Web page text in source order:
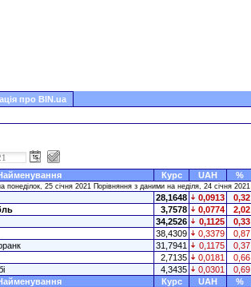
про BIN.ua
Курс UAH %
понеділок, 25 січня 2021 Порівняння з даними на неділя, 24 січня 2021
28,1648 0,0913
0,32
3,7578 0,0774
2,02
34,2526 0,1125
0,33
38,4309 0,3379
0,87
31,7941 0,1175
0,37
2,7135 0,0181
0,66
4,3435 0,0301
0,69
Курс UAH %